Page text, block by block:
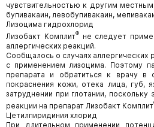
чувствительностью к другим
бупивакаин, левобупивакаин,
Лизоцима гидрохлорид
Лизобакт Комплит®не следует
аллергических реакций.
Сообщалось о случаях аллергических
с применением лизоцима. Поэтому
препарата и обратиться к врачу в
покраснения кожи, отека лица, губ,
затруднении при глотании,
реакции на препарат Лизобакт Комплит
Цетилпиридиния хлорид
При длительном применении